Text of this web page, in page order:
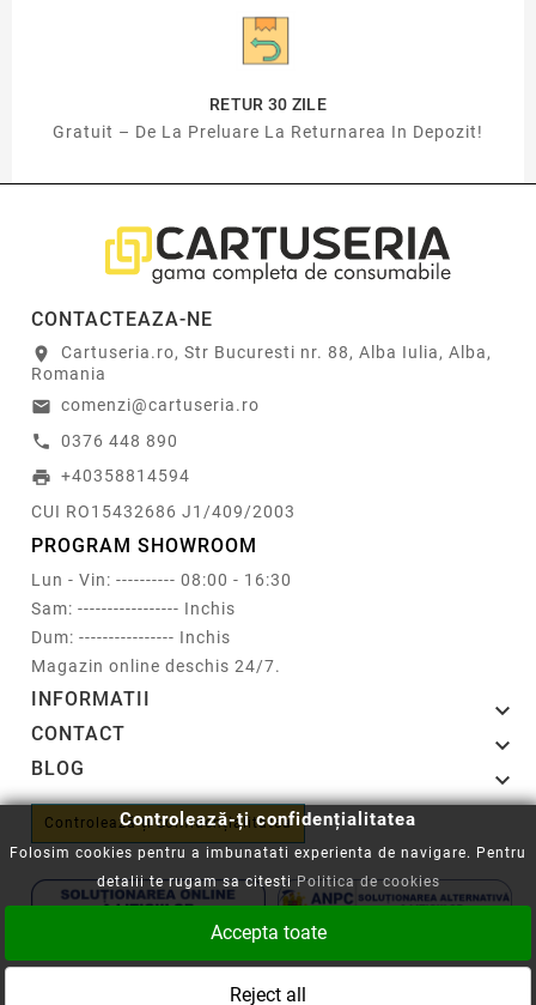
RETUR 30 ZILE
Gratuit – De La Preluare La Returnarea In Depozit!
CONTACTEAZA-NE
location_on
Cartuseria.ro, Str Bucuresti nr. 88, Alba Iulia, Alba,
Romania
email comenzi@cartuseria.ro
call 0376 448 890
print +40358814594
CUI RO15432686 J1/409/2003
PROGRAM SHOWROOM
Lun - Vin: ---------- 08:00 - 16:30
Sam: ----------------- Inchis
Dum: ---------------- Inchis
Magazin online deschis 24/7.
INFORMATII 
CONTACT 
BLOG 
Controlează-ți confidențialitatea
Copyright © 2008-2026 - Cartuseria.ro
Controlează-ți confidențialitatea
Folosim cookies pentru a imbunatati experienta de navigare. Pentru
detalii te rugam sa citestiPolitica de cookies
Accepta toate
Reject all